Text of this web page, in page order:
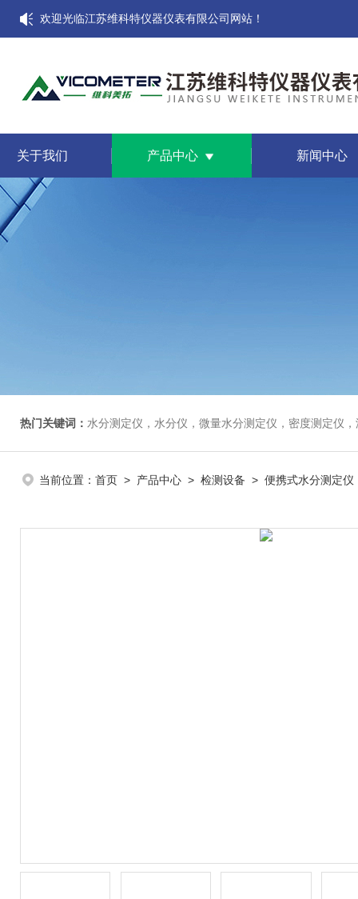
欢迎光临江苏维科特仪器仪表有限公司网站！
关于我们 产品中心 新闻中心
热门关键词： 水分测定仪，水分仪，微量水分测定仪，密度测定仪
当前位置： 首页 > 产品中心 > 检测设备 > 便携式水分测定仪